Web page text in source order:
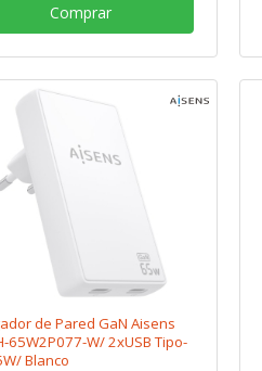
Comprar
de Pared GaN Aisens
65W2P077-W/ 2xUSB Tipo-
Blanco